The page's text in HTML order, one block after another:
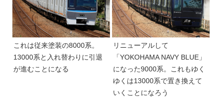
これは従来塗装の8000系。
13000系と入れ替わりに引退
が進むことになる
リニューアルして
「YOKOHAMA NAVY BLUE」
になった9000系。これもゆく
ゆくは13000系で置き換えて
いくことになろう